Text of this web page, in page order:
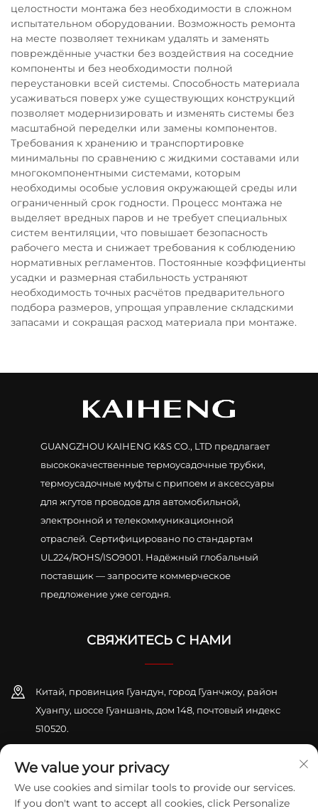
целостности монтажа без необходимости в сложном
испытательном оборудовании. Возможность ремонта
на месте позволяет техникам удалять и заменять
повреждённые участки без воздействия на соседние
компоненты и без необходимости полной
переустановки всей системы. Способность материала
усаживаться поверх уже существующих конструкций
позволяет модернизировать и изменять системы без
масштабной переделки или замены компонентов.
Требования к хранению и транспортировке
минимальны по сравнению с жидкими составами или
многокомпонентными системами, которым
необходимы особые условия окружающей среды или
ограниченный срок годности. Процесс монтажа не
выделяет вредных паров и не требует специальных
систем вентиляции, что повышает безопасность
рабочего места и снижает требования к соблюдению
нормативных регламентов. Постоянные коэффициенты
усадки и размерная стабильность устраняют
необходимость точных расчётов предварительного
подбора размеров, упрощая управление складскими
запасами и сокращая расход материала при монтаже.
GUANGZHOU KAIHENG K&S CO., LTD предлагает
высококачественные термоусадочные трубки,
термоусадочные муфты с припоем и аксессуары
для жгутов проводов для автомобильной,
электронной и телекоммуникационной
отраслей. Сертифицировано по стандартам
UL224/ROHS/ISO9001. Надёжный глобальный
поставщик — запросите коммерческое
предложение уже сегодня.
СВЯЖИТЕСЬ С НАМИ
Китай, провинция Гуандун, город Гуанчжоу, район
Хуанпу, шоссе Гуаншань, дом 148, почтовый индекс
510520.
+86-13416189912
[email protected]
We value your privacy
We use cookies and similar tools to provide our services.
If you don't want to accept all cookies, click Personalize